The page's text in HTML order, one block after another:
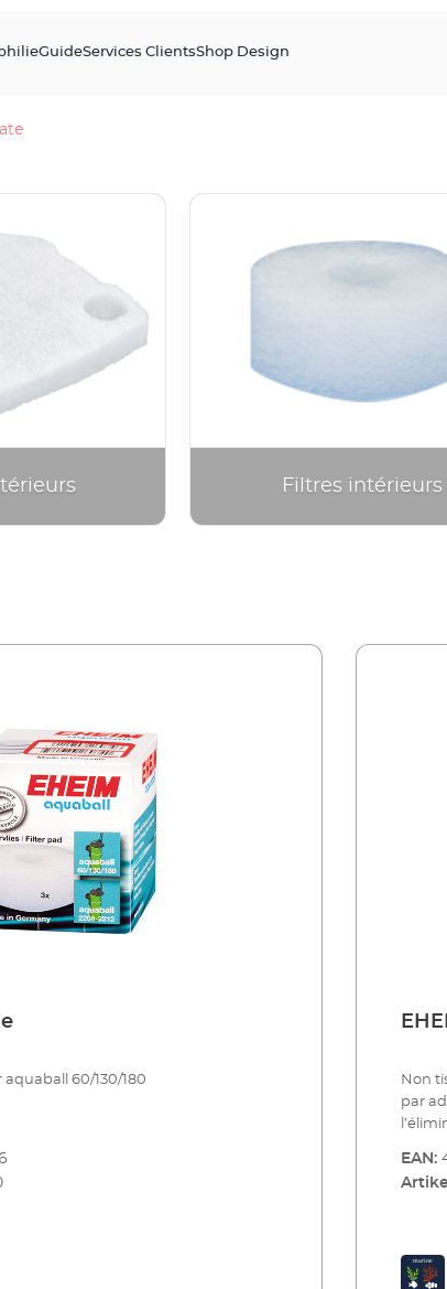
GuideServices ClientsShop Design
Filtres intérieurs
60/130/180
Non
par
EAN: